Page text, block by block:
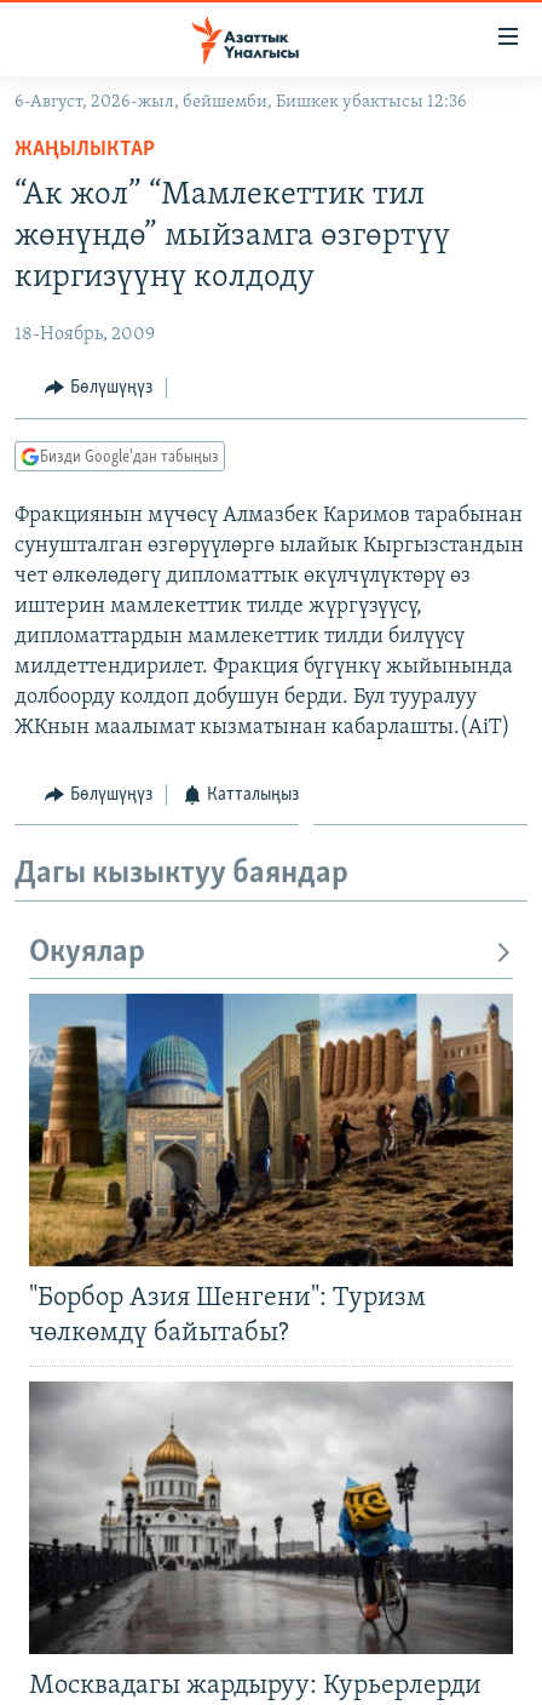
Навигацияга
өтүңүз
Издөөгө
салыңыз
КЫРГЫЗСТАН
МАДАНИЯТ
УКРАИНА
ТВ ПРОГРАММАЛАР
БҮГҮН АЗАТТЫКТА
ДАНИСТЕ
АЗАТТЫК+
ЫҢГАЙСЫЗ СУРООЛОР
ПОДКАСТ
ОНЛАЙН ШЕРИНЕ
ЭЕ/АРнун бардык сайттары
6-Август, 2026-жыл, бейшемби, Бишкек убактысы 12:36
ЖАҢЫЛЫКТАР
“Ак жол” “Мамлекеттик тил
жөнүндө” мыйзамга өзгөртүү
киргизүүнү колдоду
18-Ноябрь, 2009
Бөлүшүңүз
Бизди Google'дан табыңыз
Фракциянын мүчөсү Алмазбек Каримов тарабынан
сунушталган өзгөрүүлөргө ылайык Кыргызстандын
чет өлкөлөдөгү дипломаттык өкүлчүлүктөрү өз
иштерин мамлекеттик тилде жүргүзүүсү,
дипломаттардын мамлекеттик тилди билүүсү
милдеттендирилет. Фракция бүгүнкү жыйынында
долбоорду колдоп добушун берди. Бул тууралуу
ЖКнын маалымат кызматынан кабарлашты.(AiT)
Бөлүшүңүз Катталыңыз
Дагы кызыктуу баяндар
Окуялар
"Борбор Азия Шенгени": Туризм
чөлкөмдү байытабы?
Москвадагы жардыруу: Курьерлерди